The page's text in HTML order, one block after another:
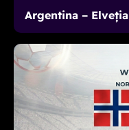
Argentina – Elveția